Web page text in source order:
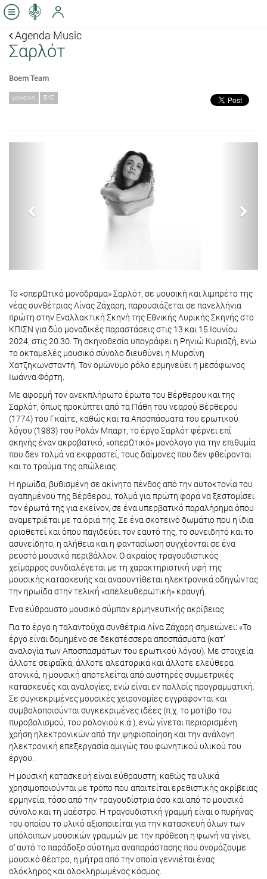
Agenda Music
Σαρλότ
Boem Team
μουσική ΕΛΣ
Το «οπερΩτικό μονόδραμα» Σαρλότ, σε μουσική και λιμπρέτο της
νέας συνθέτριας Λίνας Ζάχαρη, παρουσιάζεται σε πανελλήνια
πρώτη στην Εναλλακτική Σκηνή της Εθνικής Λυρικής Σκηνής στο
ΚΠΙΣΝ για δύο μοναδικές παραστάσεις στις 13 και 15 Ιουνίου
2024, στις 20.30. Τη σκηνοθεσία υπογράφει η Ρηνιώ Κυριαζή, ενώ
το οκταμελές μουσικό σύνολο διευθύνει η Μυρσίνη
Χατζηκωνσταντή. Τον ομώνυμο ρόλο ερμηνεύει η μεσόφωνος
Ιωάννα Φόρτη.
Με αφορμή τον ανεκπλήρωτο έρωτα του Βέρθερου και της
Σαρλότ, όπως προκύπτει από τα Πάθη του νεαρού Βέρθερου
(1774) του Γκαίτε, καθώς και τα Αποσπάσματα του ερωτικού
λόγου (1983) του Ρολάν Μπαρτ, το έργο Σαρλότ φέρνει επί
σκηνής έναν ακροβατικό, «οπερΩτικό» μονόλογο για την επιθυμία
που δεν τολμά να εκφραστεί, τους δαίμονες που δεν φθείρονται
και το τραύμα της απώλειας.
Η ηρωίδα, βυθισμένη σε ακίνητο πένθος από την αυτοκτονία του
αγαπημένου της Βέρθερου, τολμά για πρώτη φορά να ξεστομίσει
τον έρωτά της για εκείνον, σε ένα υπερβατικό παραλήρημα όπου
αναμετριέται με τα όριά της. Σε ένα σκοτεινό δωμάτιο που η ίδια
οριοθετεί και όπου παγιδεύει τον εαυτό της, το συνειδητό και το
ασυνείδητο, η αλήθεια και η φαντασίωση συγχέονται σε ένα
ρευστό μουσικό περιβάλλον. Ο ακραίος τραγουδιστικός
χείμαρρος συνδιαλέγεται με τη χαρακτηριστική υφή της
μουσικής κατασκευής και ανασυντίθεται ηλεκτρονικά οδηγώντας
την ηρωίδα στην τελική «απελευθερωτική» κραυγή.
Ένα εύθραυστο μουσικό σύμπαν ερμηνευτικής ακρίβειας
Για το έργο η ταλαντούχα συνθέτρια Λίνα Ζάχαρη σημειώνει: «Το
έργο είναι δομημένο σε δεκατέσσερα αποσπάσματα (κατ’
αναλογία των Αποσπασμάτων του ερωτικού λόγου). Με στοιχεία
άλλοτε σειραϊκά, άλλοτε αλεατορικά και άλλοτε ελεύθερα
ατονικά, η μουσική αποτελείται από αυστηρές συμμετρικές
κατασκευές και αναλογίες, ενώ είναι εν πολλοίς προγραμματική.
Σε συγκεκριμένες μουσικές χειρονομίες εγγράφονται και
συμβολοποιούνται συγκεκριμένες ιδέες (π.χ. το μοτίβο του
πυροβολισμού, του ρολογιού κ.ά.), ενώ γίνεται περιορισμένη
χρήση ηλεκτρονικών από την ψηφιοποίηση και την ανάλογη
ηλεκτρονική επεξεργασία αμιγώς του φωνητικού υλικού του
έργου.
Η μουσική κατασκευή είναι εύθραυστη, καθώς τα υλικά
χρησιμοποιούνται με τρόπο που απαιτείται ερεθιστικής ακρίβειας
ερμηνεία, τόσο από την τραγουδίστρια όσο και από το μουσικό
σύνολο και τη μαέστρο. Η τραγουδιστική γραμμή είναι ο πυρήνας
του οποίου το υλικό αξιοποιείται για την κατασκευή όλων των
υπόλοιπων μουσικών γραμμών με την πρόθεση η φωνή να γίνει,
σ’ αυτό το παράδοξο σύστημα αναπαράστασης που ονομάζουμε
μουσικό θέατρο, η μήτρα από την οποία γεννιέται ένας
ολόκληρος και ολοκληρωμένος κόσμος.